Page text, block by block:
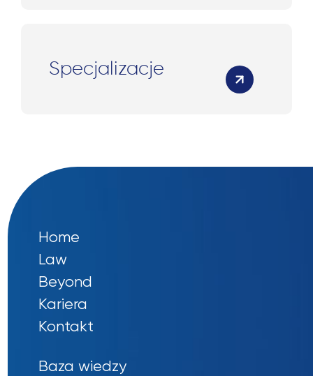
Specjalizacje
Home
Law
Beyond
Kariera
Kontakt
Baza wiedzy